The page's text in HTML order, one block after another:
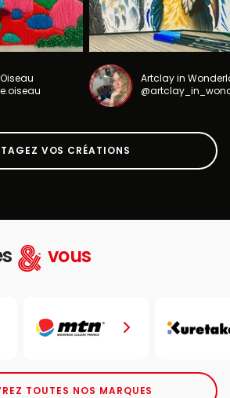
Artclay in
VOS CRÉATIONS
vous
TOUTES NOS MARQUES